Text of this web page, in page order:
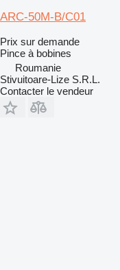
ARC-50M-B/C01
Prix sur demande
Pince à bobines
Roumanie
Stivuitoare-Lize S.R.L.
Contacter le vendeur